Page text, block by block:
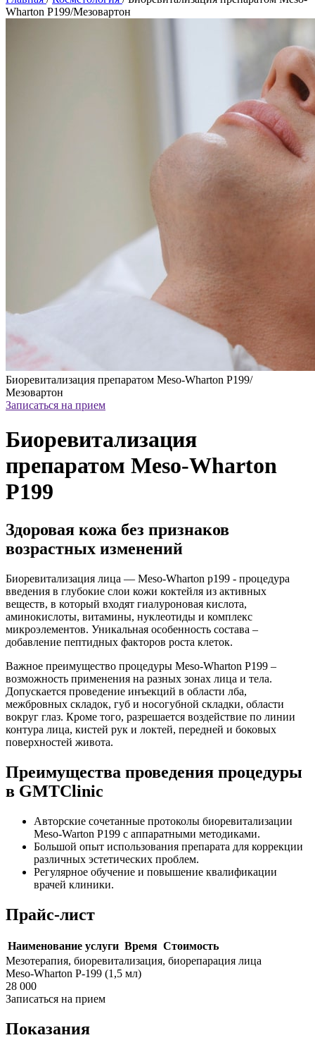
Wharton P199/Мезовартон
Биоревитализация препаратом Meso-Wharton P199/
Мезовартон
Записаться на прием
Биоревитализация
препаратом Meso-Wharton
P199
Здоровая кожа без признаков
возрастных изменений
Биоревитализация лица — Meso-Wharton р199 - процедура
введения в глубокие слои кожи коктейля из активных
веществ, в который входят гиалуроновая кислота,
аминокислоты, витамины, нуклеотиды и комплекс
микроэлементов. Уникальная особенность состава –
добавление пептидных факторов роста клеток.
Важное преимущество процедуры Meso-Wharton P199 –
возможность применения на разных зонах лица и тела.
Допускается проведение инъекций в области лба,
межбровных складок, губ и носогубной складки, области
вокруг глаз. Кроме того, разрешается воздействие по линии
контура лица, кистей рук и локтей, передней и боковых
поверхностей живота.
Преимущества проведения процедуры
в GMTClinic
Авторские сочетанные протоколы биоревитализации
Meso-Warton P199 с аппаратными методиками.
Большой опыт использования препарата для коррекции
различных эстетических проблем.
Регулярное обучение и повышение квалификации
врачей клиники.
Прайс-лист
Наименование услуги Время Стоимость
Мезотерапия, биоревитализация, биорепарация лица
Meso-Wharton Р-199 (1,5 мл)
28 000
Записаться на прием
Показания